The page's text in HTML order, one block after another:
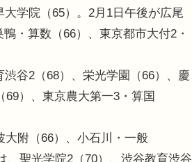
大学院（65）。2月1日午後が広尾
・算数（66）、東京都市大付2・
谷2（68）、栄光学園（66）、慶
）、東京農大第一3・算国
附（66）、小石川・一般
、聖光学院2（70）、渋谷教育渋谷